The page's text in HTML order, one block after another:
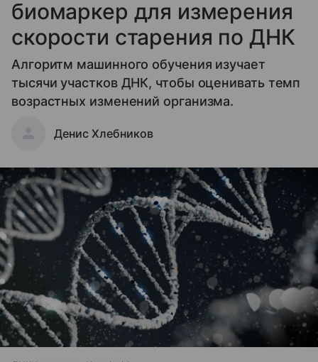
биомаркер для измерения
скорости старения по ДНК
Алгоритм машинного обучения изучает
тысячи участков ДНК, чтобы оценивать темп
возрастных изменений организма.
Денис Хлебников